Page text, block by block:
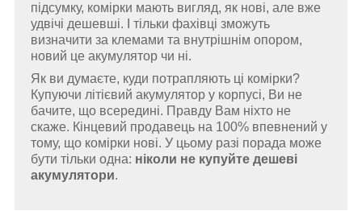
підсумку, комірки мають вигляд, як нові, але вже
удвічі дешевші. І тільки фахівці зможуть
визначити за клемами та внутрішнім опором,
новий це акумулятор чи ні.
Як ви думаєте, куди потрапляють ці комірки?
Купуючи літієвий акумулятор у корпусі, Ви не
бачите, що всередині. Правду Вам ніхто не
скаже. Кінцевий продавець на 100% впевнений у
тому, що комірки нові. У цьому разі порада може
бути тільки одна: ніколи не купуйте дешеві
акумулятори.